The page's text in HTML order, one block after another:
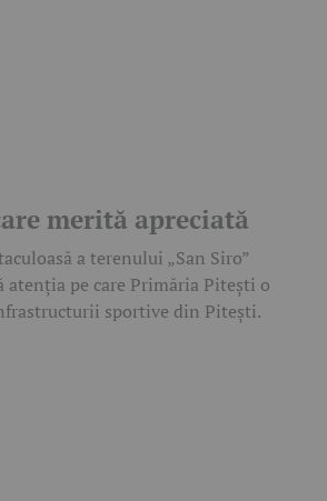
merită apreciată
a terenului „San Siro”
atenția pe care Primăria Pitești o
sportive din Pitești.